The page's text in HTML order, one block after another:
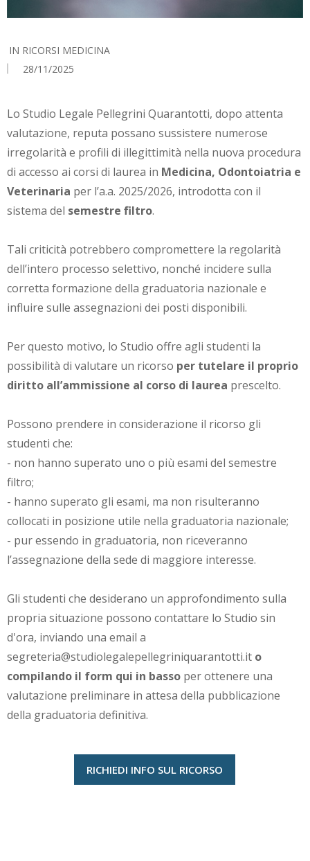
IN RICORSI MEDICINA
28/11/2025
Lo Studio Legale Pellegrini Quarantotti, dopo attenta
valutazione, reputa possano sussistere numerose
irregolarità e profili di illegittimità nella nuova procedura
di accesso ai corsi di laurea in Medicina, Odontoiatria e
Veterinaria per l’a.a. 2025/2026, introdotta con il
sistema del semestre filtro.
Tali criticità potrebbero compromettere la regolarità
dell’intero processo selettivo, nonché incidere sulla
corretta formazione della graduatoria nazionale e
influire sulle assegnazioni dei posti disponibili.
Per questo motivo, lo Studio offre agli studenti la
possibilità di valutare un ricorso per tutelare il proprio
diritto all’ammissione al corso di laurea prescelto.
Possono prendere in considerazione il ricorso gli
studenti che:
- non hanno superato uno o più esami del semestre
filtro;
- hanno superato gli esami, ma non risulteranno
collocati in posizione utile nella graduatoria nazionale;
- pur essendo in graduatoria, non riceveranno
l’assegnazione della sede di maggiore interesse.
Gli studenti che desiderano un approfondimento sulla
propria situazione possono contattare lo Studio sin
d'ora, inviando una email a
segreteria@studiolegalepellegriniquarantotti.it o
compilando il form qui in basso per ottenere una
valutazione preliminare in attesa della pubblicazione
della graduatoria definitiva.
RICHIEDI INFO SUL RICORSO